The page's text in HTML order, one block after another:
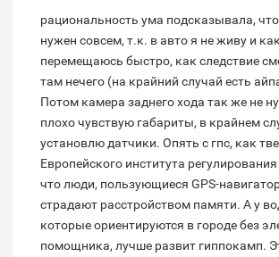
рациональность ума подсказывала,
нужен совсем, т.к. в авто я не живу и
перемещаюсь быстро, как следствие
там нечего (на крайний случай есть
Потом камера заднего хода так же не
плохо чувствую габариты, в крайнем
установлю датчики. Опять с гпс, как
Европейского института
что люди, пользующиеся GPS-
страдают расстройством памяти. А у
которые ориентируются в городе без
помощника, лучше развит гиппокамп.